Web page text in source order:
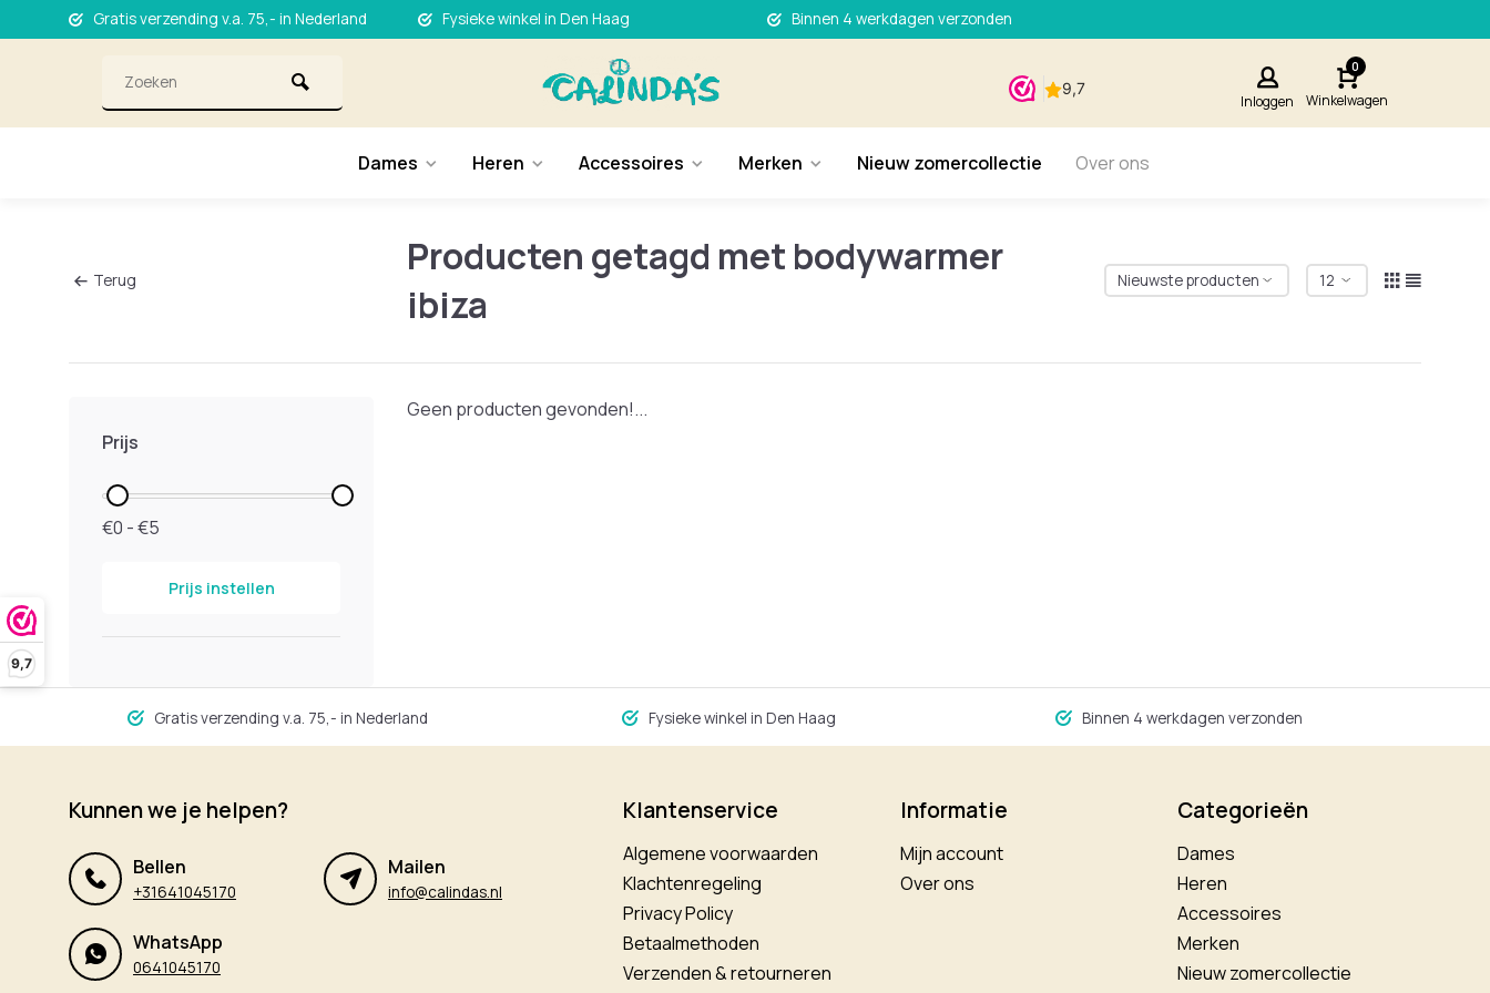
9,7
Gratis verzending v.a. 75,- in Nederland Fysieke winkel in Den Haag Binnen 4 werkdagen verzonden
Inloggen
0
Winkelwagen
Dames Heren Accessoires Merken Nieuw zomercollectie Over ons
Terug
Producten getagd met bodywarmer
ibiza
Prijs
€0 - €5
Prijs instellen
Geen producten gevonden!...
Gratis verzending v.a. 75,- in Nederland Fysieke winkel in Den Haag Binnen 4 werkdagen verzonden
Kunnen we je helpen?
Bellen
+31641045170
Mailen
info@calindas.nl
WhatsApp
0641045170
Klantenservice
Algemene voorwaarden
Klachtenregeling
Privacy Policy
Betaalmethoden
Verzenden & retourneren
Informatie
Mijn account
Over ons
Categorieën
Dames
Heren
Accessoires
Merken
Nieuw zomercollectie